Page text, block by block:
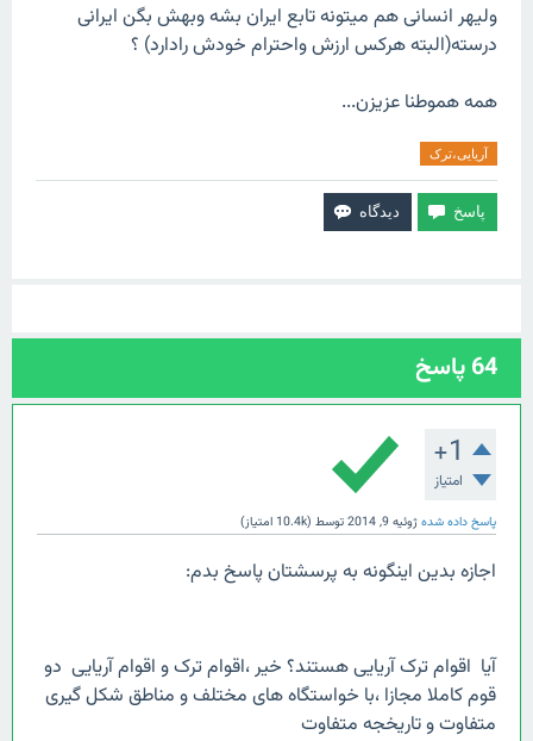
ولیهر انسانی هم میتونه تابع ایران بشه وبهش بگن ایرانی
درسته(البته هرکس ارزش واحترام خودش رادارد) ؟
همه هموطنا عزیزن...
آریایی،ترک
64پاسخ
+1
امتیاز
پاسخ داده شدهژوئیه 9, 2014 توسط (
10.4k امتیاز)
اجازه بدین اینگونه به پرسشتان پاسخ بدم:
آیا اقوام ترک آریایی هستند؟ خیر ،اقوام ترک و اقوام آریایی دو
قوم کاملا مجازا ،با خواستگاه های مختلف و مناطق شکل گیری
متفاوت و تاریخجه متفاوت